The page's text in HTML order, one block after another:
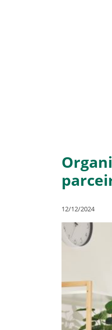
12/12/2024